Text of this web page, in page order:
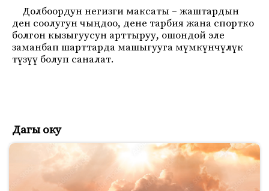
Долбоордун негизги максаты – жаштардын
ден соолугун чыңдоо, дене тарбия жана спортко
болгон кызыгуусун арттыруу, ошондой эле
заманбап шарттарда машыгууга мүмкүнчүлүк
түзүү болуп саналат.
Дагы оку